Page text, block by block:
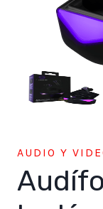
AUDIO Y